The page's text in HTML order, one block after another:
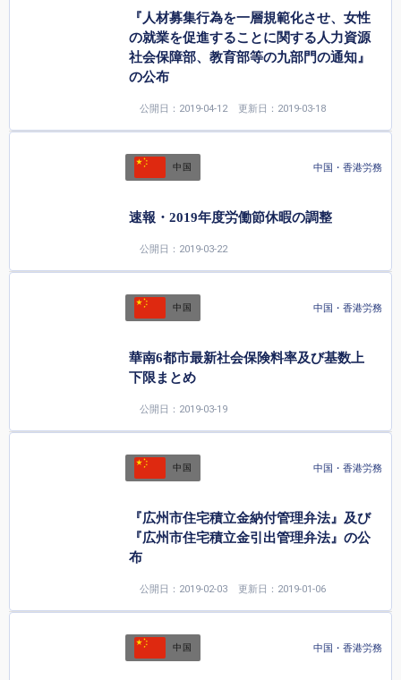
『人材募集行為を一層規範化させ、女性
の就業を促進することに関する人力資源
社会保障部、教育部等の九部門の通知』
の公布
公開日：2019-04-12 更新日：2019-03-18
中国 中国・香港労務
速報・2019年度労働節休暇の調整
公開日：2019-03-22
中国 中国・香港労務
華南6都市最新社会保険料率及び基数上
下限まとめ
公開日：2019-03-19
中国 中国・香港労務
『広州市住宅積立金納付管理弁法』及び
『広州市住宅積立金引出管理弁法』の公
布
公開日：2019-02-03 更新日：2019-01-06
中国 中国・香港労務